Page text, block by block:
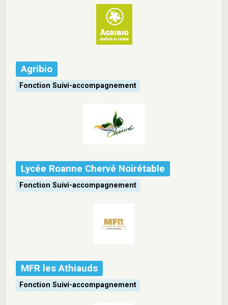
Agribio
Fonction Suivi-accompagnement
Lycée Roanne Chervé Noirétable
Fonction Suivi-accompagnement
MFR les Athiauds
Fonction Suivi-accompagnement